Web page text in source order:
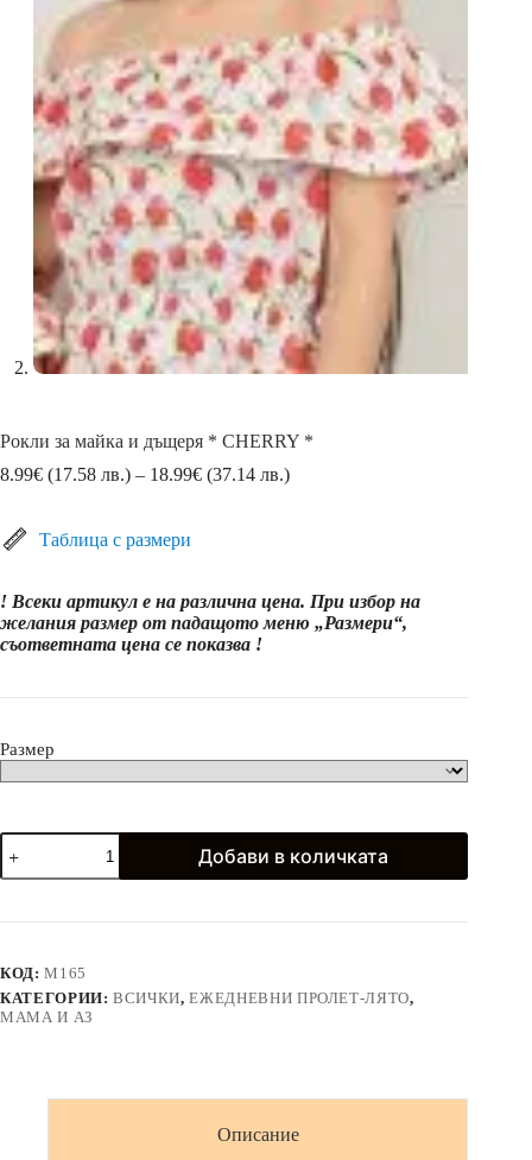
Рокли за майка и дъщеря * CHERRY *
8.99€ (17.58 лв.) – 18.99€ (37.14 лв.)Price
18.99€
(37.14
Таблица с размери
! Всеки артикул е на различна цена. При избор на
желания размер от падащото меню „Размери“,
съответната цена се показва !
Размер
количество
за
Рокли
майка
*
CHERRY
*
Добави в количката
КОД:M165
КАТЕГОРИИ:ВСИЧКИ,ЕЖЕДНЕВНИ ПРОЛЕТ-ЛЯТО,
МАМА И АЗ
Описание